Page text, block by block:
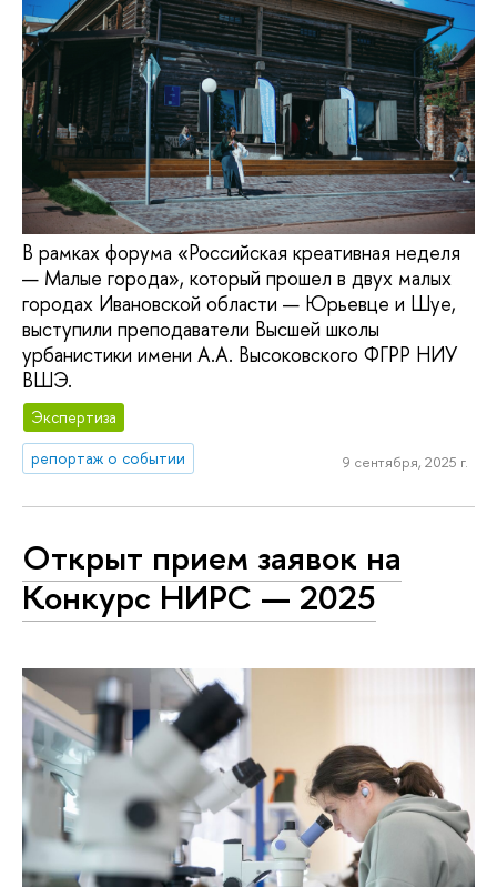
В рамках форума «Российская креативная неделя
— Малые города», который прошел в двух малых
городах Ивановской области — Юрьевце и Шуе,
выступили преподаватели Высшей школы
урбанистики имени А.А. Высоковского ФГРР НИУ
ВШЭ.
Экспертиза
репортаж о событии
9 сентября, 2025 г.
Открыт прием заявок на
Конкурс НИРС — 2025